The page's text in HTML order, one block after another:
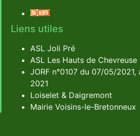
Liens utiles
ASL Joli Pré
ASL Les Hauts de Chevreuse
JORF n°0107 du 07/05/
2021
Loiselet & Daigremont
Mairie Voisins-le-Bretonneux